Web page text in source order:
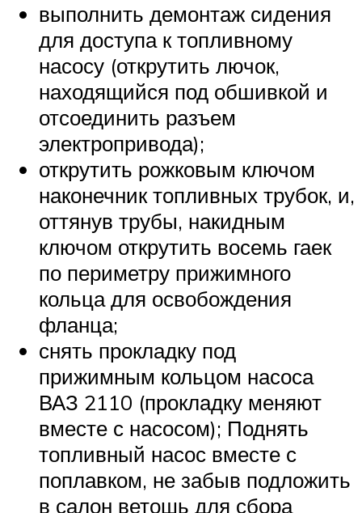
выполнить демонтаж сидения
для доступа к топливному
насосу (открутить лючок,
находящийся под обшивкой и
отсоединить разъем
электропривода);
открутить рожковым ключом
наконечник топливных трубок, и,
оттянув трубы, накидным
ключом открутить восемь гаек
по периметру прижимного
кольца для освобождения
фланца;
снять прокладку под
прижимным кольцом насоса
ВАЗ 2110 (прокладку меняют
вместе с насосом); Поднять
топливный насос вместе с
поплавком, не забыв подложить
в салон ветошь для сбора